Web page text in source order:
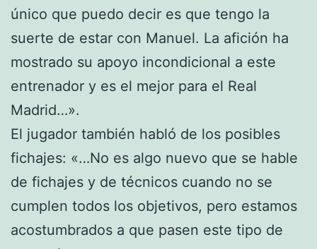
único que puedo decir es que tengo la
suerte de estar con Manuel. La afición ha
mostrado su apoyo incondicional a este
entrenador y es el mejor para el Real
Madrid…».
El jugador también habló de los posibles
fichajes: «…No es algo nuevo que se hable
de fichajes y de técnicos cuando no se
cumplen todos los objetivos, pero estamos
acostumbrados a que pasen este tipo de